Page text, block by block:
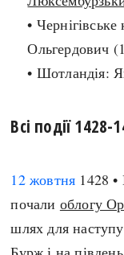
Африка
Європа
•
Ольгердович
• Шотландія:
Всі події 1428-
12 жовтня 1428
почали облогу
шлях для